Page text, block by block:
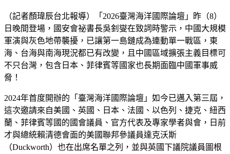
（記者顏瑋辰台北報導）「2026臺灣海洋國際論壇」昨（8）
日晚間登場，國安會祕書長吳釗燮在致詞時警示，中國大規模
軍演與灰色地帶襲擾，已讓第一島鏈成為連動單一戰區，東
海、台海與南海現況都已有改變，且中國區域擴張主義目標可
不只台灣，包含日本、菲律賓等國家也長期面臨中國軍事威
脅！
2024年首度開辦的「臺灣海洋國際論壇」如今已邁入第三屆，
這次邀請來自美國、英國、日本、法國、以色列、捷克、紐西
蘭、菲律賓等國的國會議員、官方代表及專家學者與會，日前
才與總統賴清德會面的美國聯邦參議員達克沃斯
（Duckworth）也在出席名單之列，並與英國下議院議員圖根